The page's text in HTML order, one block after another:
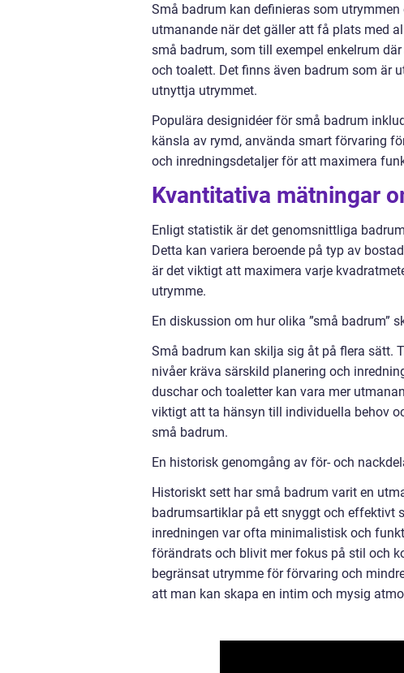
Små badrum kan definieras som
utmanande när det gäller att få plats med
små badrum, som till exempel enkelrum
och toalett. Det finns även badrum som är
utnyttja utrymmet.
Populära designidéer för små badrum
känsla av rymd, använda smart förvaring
och inredningsdetaljer för att maximera
Kvantitativa mätningar
Enligt statistik är det genomsnittliga
Detta kan variera beroende på typ av
är det viktigt att maximera varje
utrymme.
En diskussion om hur olika ”små badrum”
Små badrum kan skilja sig åt på flera sätt.
nivåer kräva särskild planering och
duschar och toaletter kan vara mer
viktigt att ta hänsyn till individuella behov
små badrum.
En historisk genomgång av för- och
Historiskt sett har små badrum varit en
badrumsartiklar på ett snyggt och effektivt
inredningen var ofta minimalistisk och
förändrats och blivit mer fokus på stil och
begränsat utrymme för förvaring och
att man kan skapa en intim och mysig